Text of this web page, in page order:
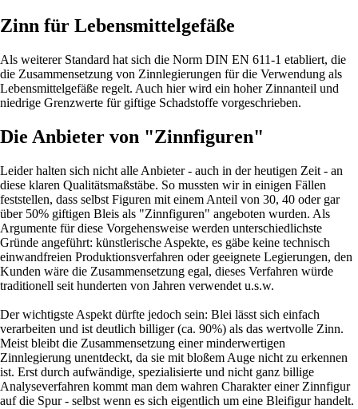
Zinn für Lebensmittelgefäße
Als weiterer Standard hat sich die Norm DIN EN 611-1 etabliert, die
die Zusammensetzung von Zinnlegierungen für die Verwendung als
Lebensmittelgefäße regelt. Auch hier wird ein hoher Zinnanteil und
niedrige Grenzwerte für giftige Schadstoffe vorgeschrieben.
Die Anbieter von "Zinnfiguren"
Leider halten sich nicht alle Anbieter - auch in der heutigen Zeit - an
diese klaren Qualitätsmaßstäbe. So mussten wir in einigen Fällen
feststellen, dass selbst Figuren mit einem Anteil von 30, 40 oder gar
über 50% giftigen Bleis als "Zinnfiguren" angeboten wurden. Als
Argumente für diese Vorgehensweise werden unterschiedlichste
Gründe angeführt: künstlerische Aspekte, es gäbe keine technisch
einwandfreien Produktionsverfahren oder geeignete Legierungen, den
Kunden wäre die Zusammensetzung egal, dieses Verfahren würde
traditionell seit hunderten von Jahren verwendet u.s.w.
Der wichtigste Aspekt dürfte jedoch sein: Blei lässt sich einfach
verarbeiten und ist deutlich billiger (ca. 90%) als das wertvolle Zinn.
Meist bleibt die Zusammensetzung einer minderwertigen
Zinnlegierung unentdeckt, da sie mit bloßem Auge nicht zu erkennen
ist. Erst durch aufwändige, spezialisierte und nicht ganz billige
Analyseverfahren kommt man dem wahren Charakter einer Zinnfigur
auf die Spur - selbst wenn es sich eigentlich um eine Bleifigur handelt.